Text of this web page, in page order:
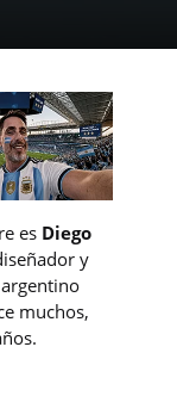
es Diego
y
muchos,